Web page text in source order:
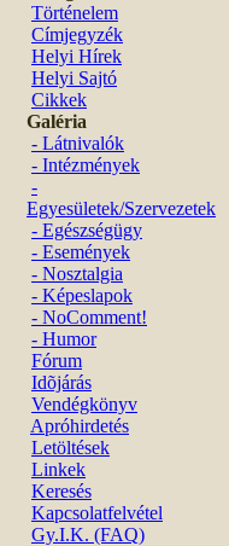
Történelem
Címjegyzék
Helyi Hírek
Helyi Sajtó
Cikkek
Galéria
- Látnivalók
- Intézmények
-
Egyesületek/Szervezetek
- Egészségügy
- Események
- Nosztalgia
- Képeslapok
- NoComment!
- Humor
Fórum
Idõjárás
Vendégkönyv
Apróhirdetés
Letöltések
Linkek
Keresés
Kapcsolatfelvétel
Gy.I.K. (FAQ)